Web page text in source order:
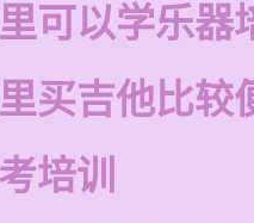
可以学乐器
买吉他比较
培训